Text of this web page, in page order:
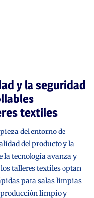
y la seguridad
textiles
del entorno de
del producto y la
la tecnología avanza y
talleres textiles optan
para salas limpias
producción limpio y